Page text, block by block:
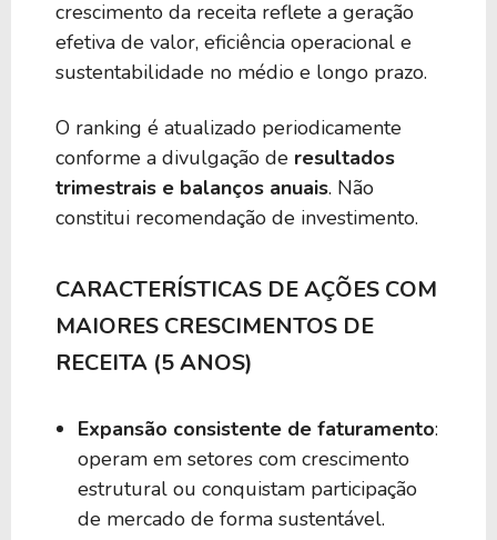
crescimento da receita reflete a geração
efetiva de valor, eficiência operacional e
sustentabilidade no médio e longo prazo.
O ranking é atualizado periodicamente
conforme a divulgação de resultados
trimestrais e balanços anuais. Não
constitui recomendação de investimento.
CARACTERÍSTICAS DE AÇÕES COM
MAIORES CRESCIMENTOS DE
RECEITA (5 ANOS)
Expansão consistente de faturamento:
operam em setores com crescimento
estrutural ou conquistam participação
de mercado de forma sustentável.